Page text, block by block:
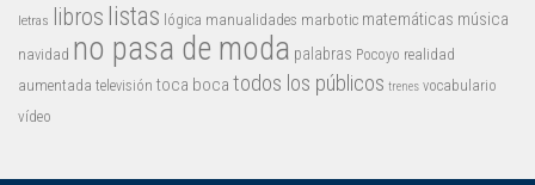
letras libros listas lógica manualidades marbotic matemáticas música
navidad no pasa de moda palabras Pocoyo realidad
aumentada televisión toca boca todos los públicos trenes vocabulario
vídeo